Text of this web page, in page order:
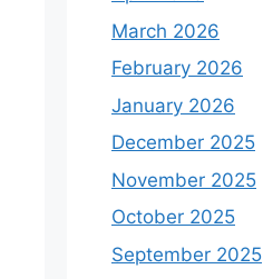
March 2026
February 2026
January 2026
December 2025
November 2025
October 2025
September 2025